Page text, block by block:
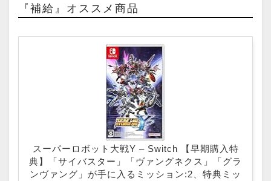
『補給』オススメ商品
スーパーロボット大戦Y – Switch 【早期購入特
典】「サイバスター」「ヴァングネクス」「グラ
ンヴァング」が手に入るミッション:2、特典ミッ